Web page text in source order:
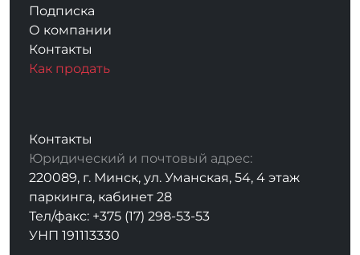
Подписка
О компании
Контакты
Как продать
Контакты
Юридический и почтовый адрес:
220089, г. Минск, ул. Уманская, 54, 4 этаж
паркинга, кабинет 28
Тел/факс: +375 (17) 298-53-53
УНП 191113330